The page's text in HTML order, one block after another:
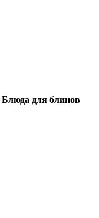
Блюда для блинов